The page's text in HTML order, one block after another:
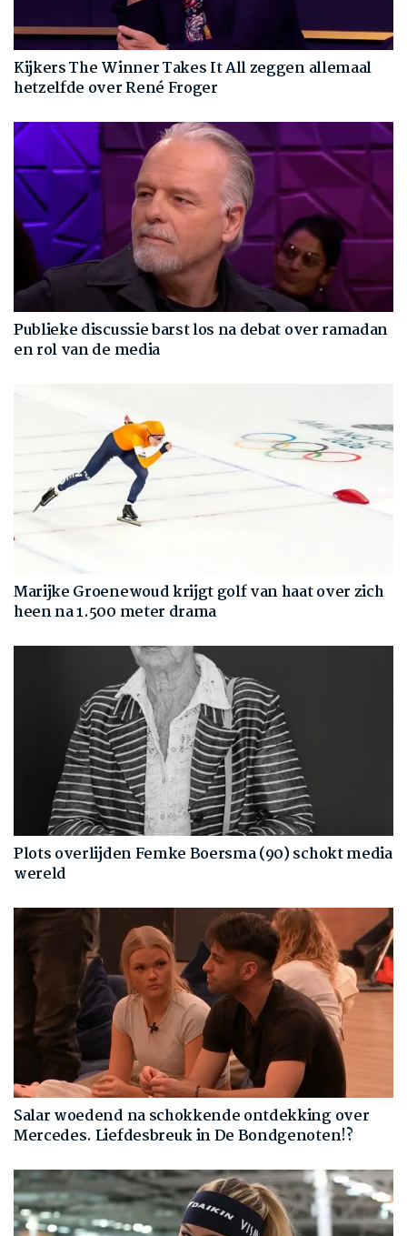
Kijkers The Winner Takes It All zeggen allemaal
hetzelfde over René Froger
Publieke discussie barst los na debat over ramadan
en rol van de media
Marijke Groenewoud krijgt golf van haat over zich
heen na 1.500 meter drama
Plots overlijden Femke Boersma (90) schokt media
wereld
Salar woedend na schokkende ontdekking over
Mercedes. Liefdesbreuk in De Bondgenoten!?